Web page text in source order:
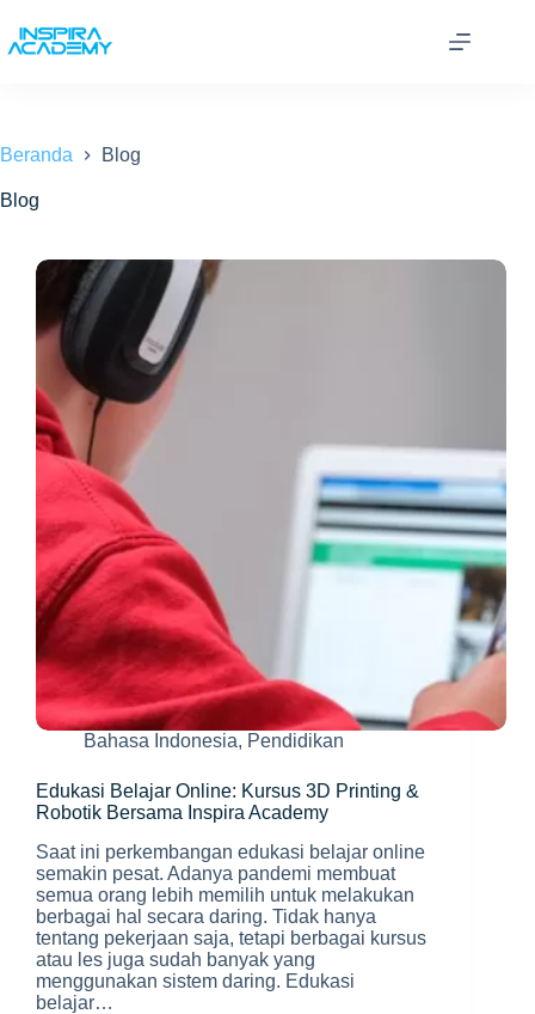
content
Beranda Blog
Blog
Bahasa Indonesia, Pendidikan
Edukasi Belajar Online: Kursus 3D Printing &
Robotik Bersama Inspira Academy
Saat ini perkembangan edukasi belajar online
semakin pesat. Adanya pandemi membuat
semua orang lebih memilih untuk melakukan
berbagai hal secara daring. Tidak hanya
tentang pekerjaan saja, tetapi berbagai kursus
atau les juga sudah banyak yang
menggunakan sistem daring. Edukasi
belajar…